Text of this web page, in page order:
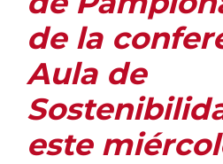
de la
Aula de
este